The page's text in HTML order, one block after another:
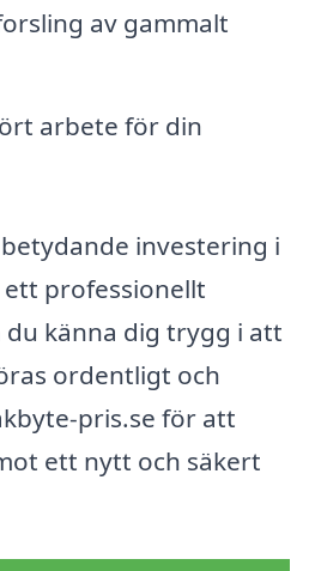
av gammalt
arbete för din
investering i
professionellt
känna dig trygg i att
ordentligt och
pris.se för att
ett nytt och säkert